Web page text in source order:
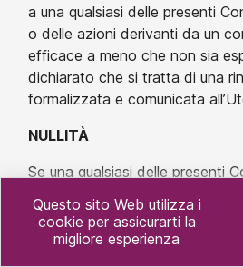
a una qualsiasi delle presenti
o delle azioni derivanti da un
efficace a meno che non sia
dichiarato che si tratta di una
formalizzata e comunicata
NULLITÀ
Se una qualsiasi delle presenti
emessa da un’autorità
clausole rimarranno in vigore e
Questo sito Web utilizza i
cookie per assicurarti la
migliore esperienza